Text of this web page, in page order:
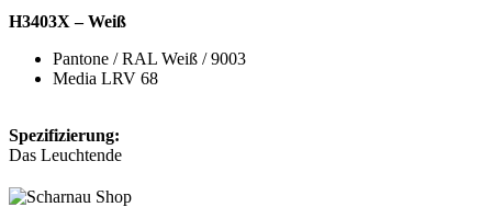
H3403X – Weiß
Pantone / RAL Weiß / 9003
Media LRV 68
Spezifizierung:
Das Leuchtende